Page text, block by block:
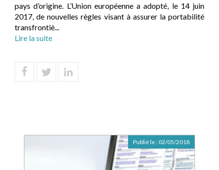
pays d’origine. L’Union européenne a adopté, le 14 juin
2017, de nouvelles règles visant à assurer la portabilité
transfrontiè...
Lire la suite
Publié le : 02/05/2018